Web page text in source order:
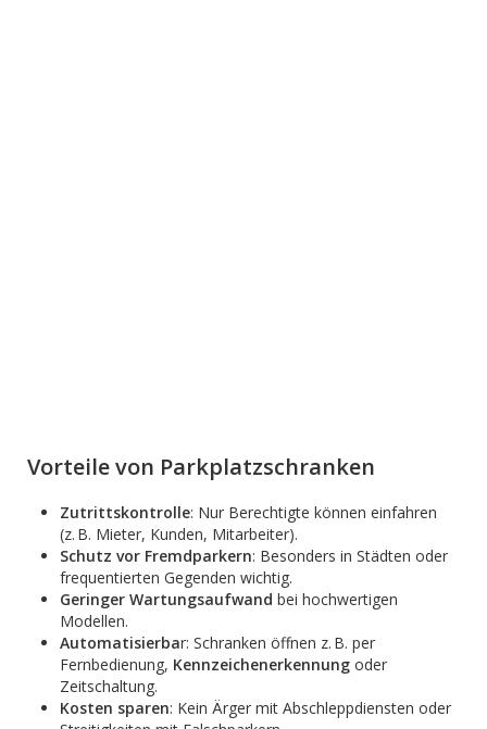
Vorteile von Parkplatzschranken
Zutrittskontrolle: Nur Berechtigte können einfahren
(z. B. Mieter, Kunden, Mitarbeiter).
Schutz vor Fremdparkern: Besonders in Städten oder
frequentierten Gegenden wichtig.
Geringer Wartungsaufwand bei hochwertigen
Modellen.
Automatisierbar: Schranken öffnen z. B. per
Fernbedienung, Kennzeichenerkennung oder
Zeitschaltung.
Kosten sparen: Kein Ärger mit Abschleppdiensten oder